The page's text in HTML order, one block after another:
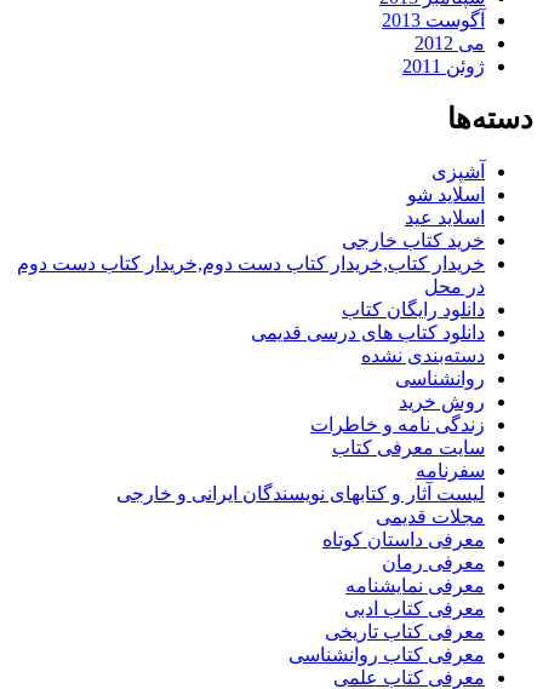
آگوست 2013
می 2012
ژوئن 2011
دسته‌ها
آشپزی
اسلاید شو
اسلاید عید
خرید کتاب خارجی
خریدار کتاب,خریدار کتاب دست دوم,خریدار کتاب دست دوم
در محل
دانلود رایگان کتاب
دانلود کتاب های درسی قدیمی
دسته‌بندی نشده
روانشناسی
روش خرید
زندگی نامه و خاطرات
سایت معرفی کتاب
سفرنامه
لیست آثار و کتابهای نویسندگان ایرانی و خارجی
مجلات قدیمی
معرفی داستان کوتاه
معرفی رمان
معرفی نمایشنامه
معرفی کتاب ادبی
معرفی کتاب تاریخی
معرفی کتاب روانشناسی
معرفی کتاب علمی